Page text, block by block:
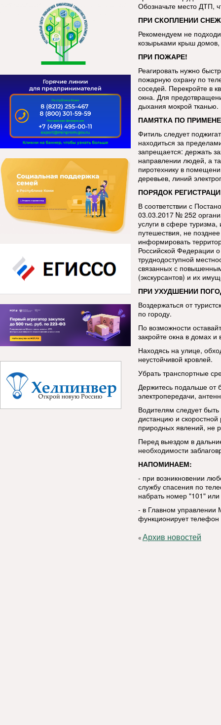
Обозначьте место ДТП,
ПРИ СКОПЛЕНИИ
Рекомендуем не
козырьками крыш домов,
ПРИ ПОЖАРЕ!
Реагировать нужно
пожарную охрану по
соседей. Перекройте в
окна. Для
дыхания мокрой тканью.
ПАМЯТКА ПО
Фитиль следует
находиться за
запрещается: держать
направлении людей, а
пиротехнику в
деревьев, линий
ПОРЯДОК
В соответствии с
03.03.2017 № 252
услуги в сфере
путешествия, не
информировать
Российской Федерации
труднодоступной
связанных с
(экскурсантов) и их
ПРИ УХУДШЕНИИ
Воздержаться от
по городу.
По возможности
закройте окна в домах
Находясь на улице,
неустойчивой кровлей.
Убрать транспортные
Держитесь подальше от
электропередачи,
Водителям следует
дистанцию и
природных явлений, не
Перед выездом в
необходимости
НАПОМИНАЕМ:
- при возникновении
службу спасения по
набрать номер "101"
- в Главном управлении
функционирует
«Архив новостей